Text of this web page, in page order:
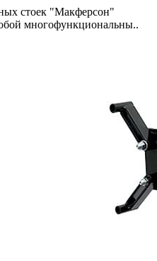
стоек "Макферсон"
многофункциональны..